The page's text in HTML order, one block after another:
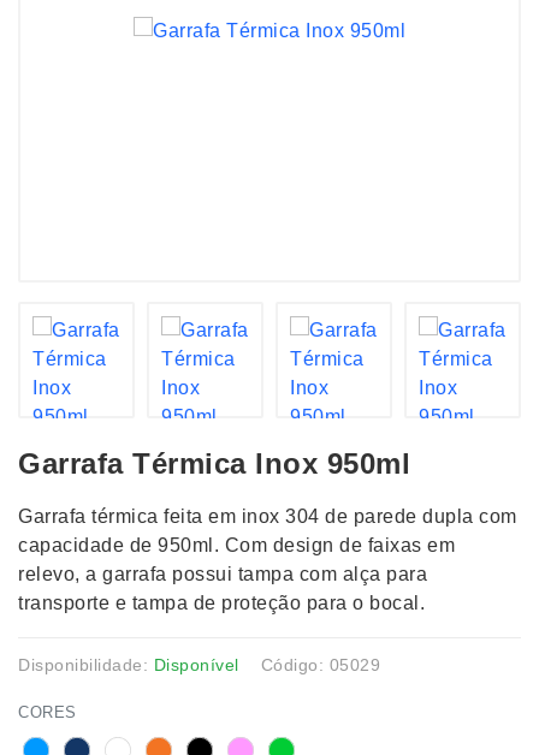
Garrafa Térmica Inox 950ml
Garrafa térmica feita em inox 304 de parede dupla com
capacidade de 950ml. Com design de faixas em
relevo, a garrafa possui tampa com alça para
transporte e tampa de proteção para o bocal.
Disponibilidade: Disponível Código: 05029
CORES